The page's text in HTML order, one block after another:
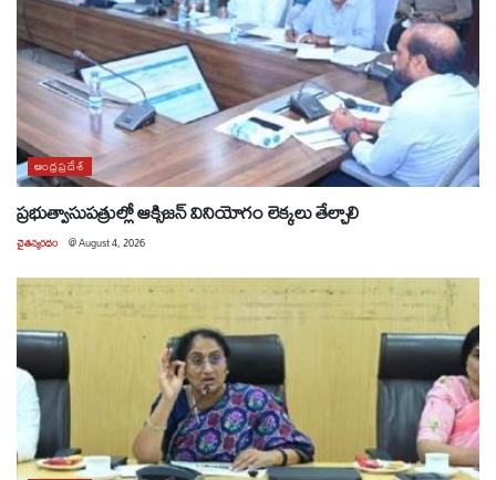
ఆంధ్రప్రదేశ్
ప్రభుత్వాసుపత్రుల్లో ఆక్సిజన్ వినియోగం లెక్కలు తేల్చాలి
చైతన్యరధం @August 4, 2026